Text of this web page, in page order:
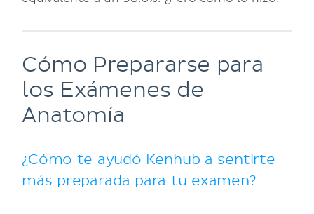
Cómo Prepararse para
los Exámenes de
Anatomía
¿Cómo te ayudó Kenhub a sentirte
más preparada para tu examen?